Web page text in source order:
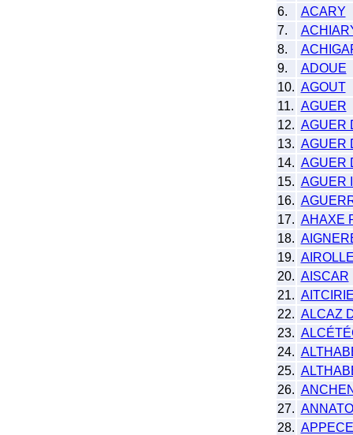
6.
ACARY
7.
8.
9.
ADOUE
10. AGOUT
11. AGUER
12. AGUER
13. AGUER
14. AGUER
15. AGUER
16.
17. AHAXE
18.
19.
20. AISCAR
21.
22. ALCAZ
23.
24.
25.
26.
27.
28.